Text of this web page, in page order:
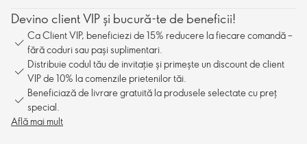
Devino client VIP și bucură-te de beneficii!
Ca Client VIP, beneficiezi de 15% reducere la fiecare comandă –
fără coduri sau pași suplimentari.
Distribuie codul tău de invitație și primește un discount de client
VIP de 10% la comenzile prietenilor tăi.
Beneficiază de livrare gratuită la produsele selectate cu preț
special.
Află mai mult